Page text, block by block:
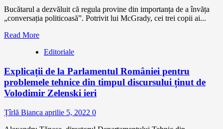
Bucătarul a dezvăluit că regula provine din importanța de a învăța
„conversația politicoasă”. Potrivit lui McGrady, cei trei copii ai...
Read More
Editoriale
Explicații de la Parlamentul României pentru
problemele tehnice din timpul discursului ținut de
Volodimir Zelenski ieri
Țîrlă Bianca aprilie 5, 2022 0